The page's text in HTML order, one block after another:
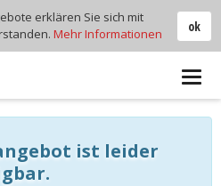
ist leider
ok
erklären Sie sich mit
Mehr Informationen